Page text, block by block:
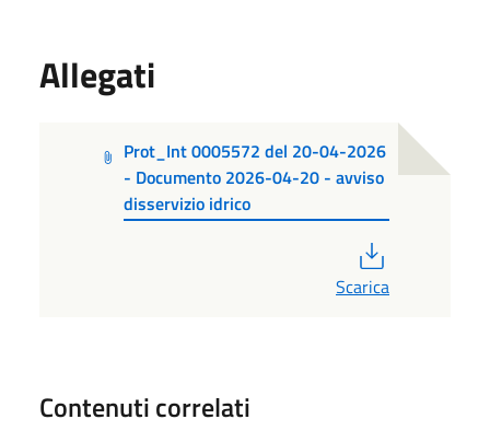
Allegati
Prot_Int 0005572 del 20-04-2026
- Documento 2026-04-20 - avviso
disservizio idrico
Scarica
Contenuti correlati